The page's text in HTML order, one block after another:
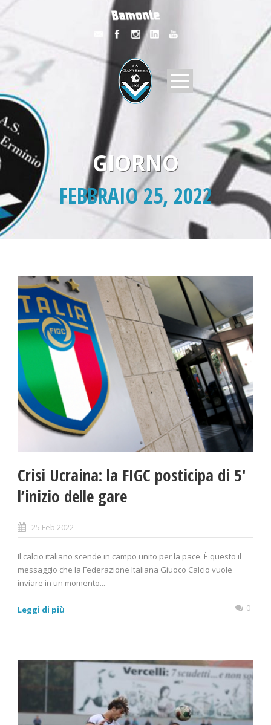
GIORNO
FEBBRAIO 25, 2022
Crisi Ucraina: la FIGC posticipa di 5′
l’inizio delle gare
25 Feb 2022
Il calcio italiano scende in campo unito per la pace. È questo il
messaggio che la Federazione Italiana Giuoco Calcio vuole
inviare in un momento...
Leggi di più 0